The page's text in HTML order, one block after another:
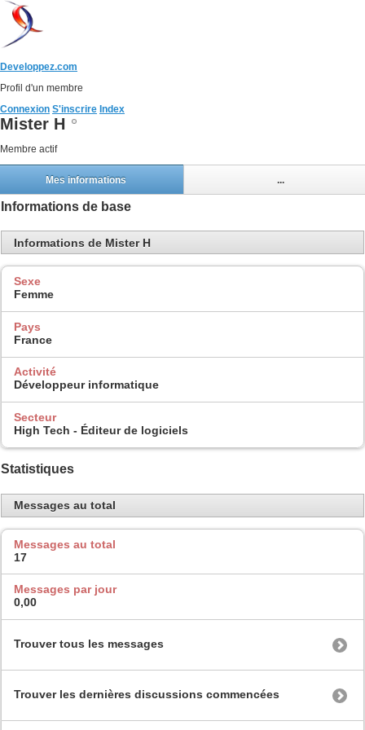
Developpez.com
Profil d'un membre
Connexion S'inscrire Index
Mister H
Membre actif
Mes informations ...
Informations de base
Informations de Mister H
Sexe
Femme
Pays
France
Activité
Développeur informatique
Secteur
High Tech - Éditeur de logiciels
Statistiques
Messages au total
Messages au total
17
Messages par jour
0,00
Trouver tous les messages
Trouver les dernières discussions commencées